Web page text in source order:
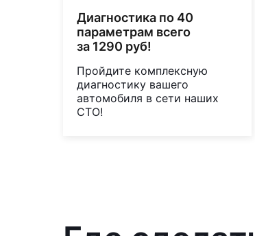
Диагностика по 40
параметрам всего
за 1290 руб!
Пройдите комплексную
диагностику вашего
автомобиля в сети наших
СТО!